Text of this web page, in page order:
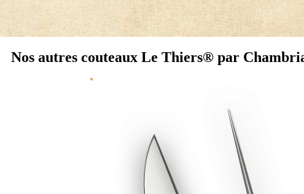
Nos autres couteaux Le Thiers® par